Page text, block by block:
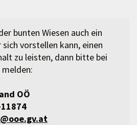
bunten Wiesen auch ein
vorstellen kann, einen
zu leisten, dann bitte bei
OÖ